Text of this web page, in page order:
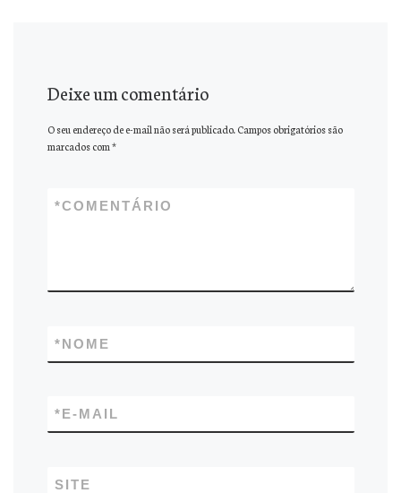
Deixe um comentário
O seu endereço de e-mail não será publicado. Campos obrigatórios são
marcados com*
COMENTÁRIO
*
NOME
*
E-MAIL
*
SITE